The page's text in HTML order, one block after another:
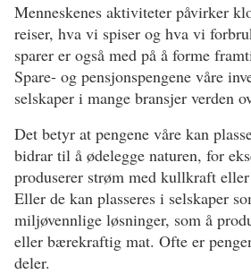
Menneskenes aktiviteter påvirker
reiser, hva vi spiser og hva vi
sparer er også med på å forme
Spare- og pensjonspengene våre
selskaper i mange bransjer verden
Det betyr at pengene våre kan
bidrar til å ødelegge naturen, for
produserer strøm med kullkraft eller
Eller de kan plasseres i selskaper
miljøvennlige løsninger, som å
eller bærekraftig mat. Ofte er
deler.